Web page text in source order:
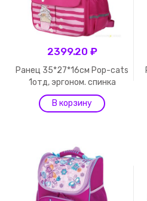
2399.20 ₽
Ранец 35*27*16см Pop-cats
1отд, эргоном. спинка